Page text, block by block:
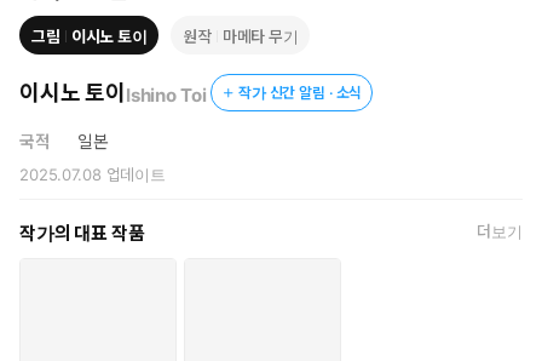
그림 이시노 토이 원작 마메타 무기
이시노 토이 Ishino Toi 작가 신간 알림 · 소식
국적 일본
2025.07.08 업데이트
작가의 대표 작품 더보기